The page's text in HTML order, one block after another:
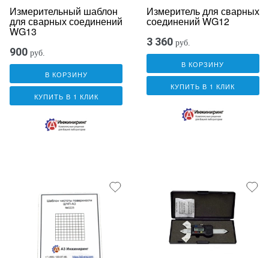
Измерительный шаблон
для сварных соединений
WG13
900 руб.
В КОРЗИНУ
КУПИТЬ В 1 КЛИК
Измеритель для сварных
соединений WG12
3 360 руб.
В КОРЗИНУ
КУПИТЬ В 1 КЛИК